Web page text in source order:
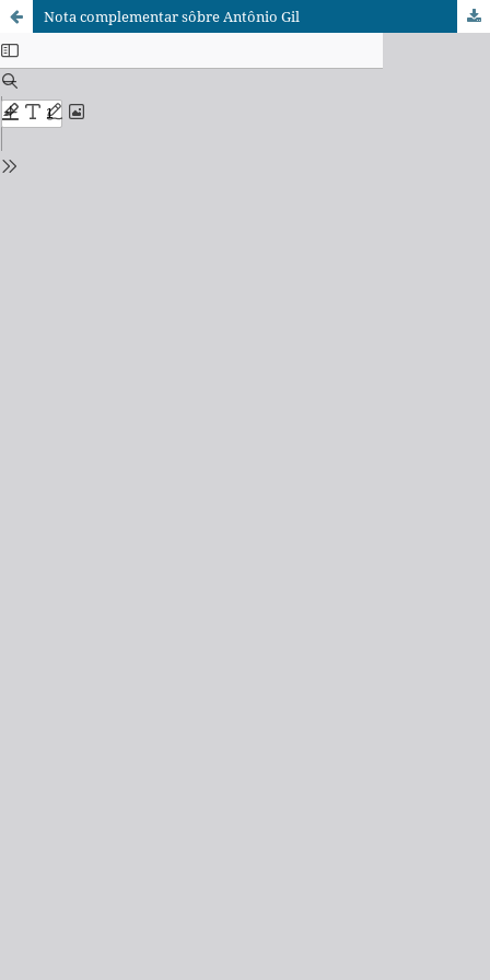
Nota complementar sôbre Antônio Gil